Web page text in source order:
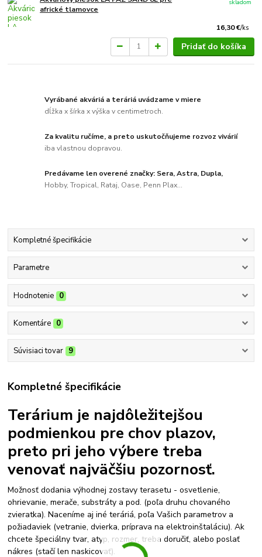
africké tlamovce
16,30 €/ks
skladom
Pridať do košíka
Vyrábané akváriá a teráriá uvádzame v miere
dĺžka x šírka x výška v centimetroch.
Za kvalitu ručíme, a preto uskutočňujeme rozvoz vivárií
iba vlastnou dopravou.
Predávame len overené značky: Sera, Astra, Dupla,
Hobby, Tropical, Rataj, Oase, Penn Plax...
Kompletné špecifikácie
Parametre
Hodnotenie 0
Komentáre 0
Súvisiaci tovar 9
Kompletné špecifikácie
Terárium je najdôležitejšou
podmienkou pre chov plazov,
preto pri jeho výbere treba
venovať najväčšiu pozornosť.
Možnosť dodania výhodnej zostavy terasetu - osvetlenie,
ohrievanie, merače, substráty a pod. (poľa druhu chovaného
zvieratka). Naceníme aj iné teráriá, poľa Vašich parametrov a
požiadaviek (vetranie, dvierka, príprava na elektroinštaláciu). Ak
chcete špeciálny tvar, atyp, rozmer, treba doručiť, alebo poslať
nákres (stačí len naskicovať).